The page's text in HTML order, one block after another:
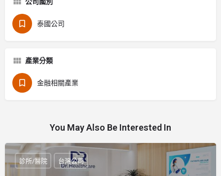
泰國公司
產業分類
金融相關產業
You May Also Be Interested In
診所/醫院 台灣公司